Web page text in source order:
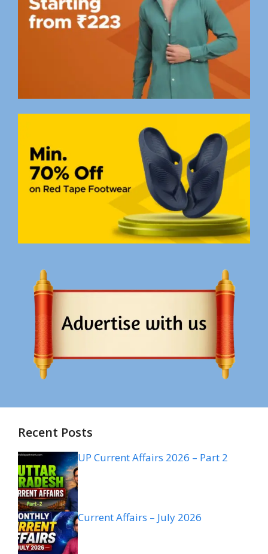
Recent Posts
UP Current Affairs 2026 – Part 2
Current Affairs – July 2026